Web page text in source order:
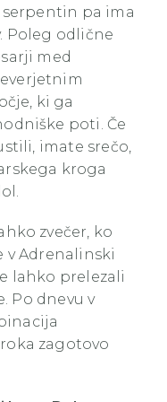
serpentin pa ima
Poleg odlične
med
ki ga
poti. Če
imate srečo,
kroga
zvečer, ko
v Adrenalinski
lahko prelezali
Po dnevu v
zagotovo